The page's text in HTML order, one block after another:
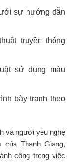
sự hướng dẫn
truyền thống
sử dụng màu
bày tranh theo
và người yêu nghệ
Thanh Giang,
công trong việc